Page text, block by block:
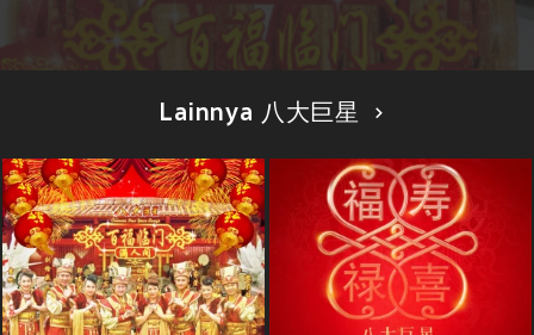
Lainnya 八大巨星